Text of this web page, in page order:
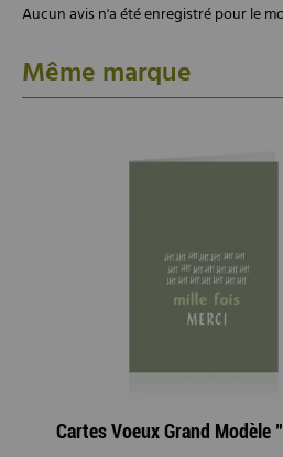
Aucun avis n'a été enregistré pour le
Même marque